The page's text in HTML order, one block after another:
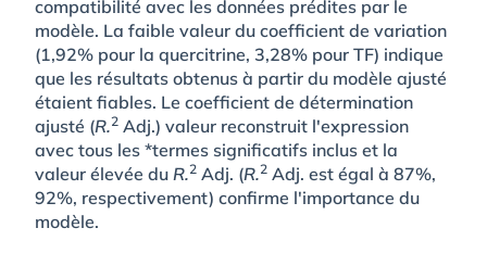
compatibilité avec les données prédites par le
modèle. La faible valeur du coefficient de variation
(1,92% pour la quercitrine, 3,28% pour TF) indique
que les résultats obtenus à partir du modèle ajusté
étaient fiables. Le coefficient de détermination
ajusté (R.2 Adj.) valeur reconstruit l'expression
avec tous les *termes significatifs inclus et la
valeur élevée du R.2 Adj. (R.2 Adj. est égal à 87%,
92%, respectivement) confirme l'importance du
modèle.